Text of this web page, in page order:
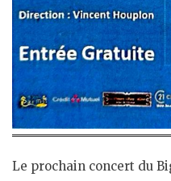
Le prochain concert du